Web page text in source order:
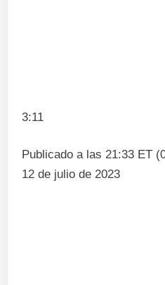
3:11
Publicado a las 21:33 ET
12 de julio de 2023